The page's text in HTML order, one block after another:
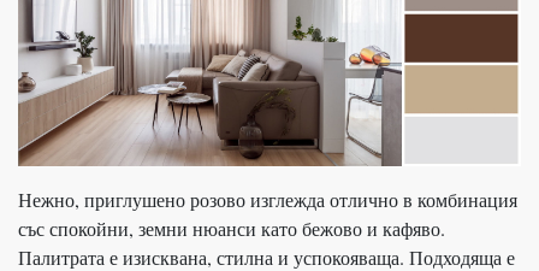
Нежно, приглушено розово изглежда отлично в комбинация
със спокойни, земни нюанси като бежово и кафяво.
Палитрата е изисквана, стилна и успокояваща. Подходяща е